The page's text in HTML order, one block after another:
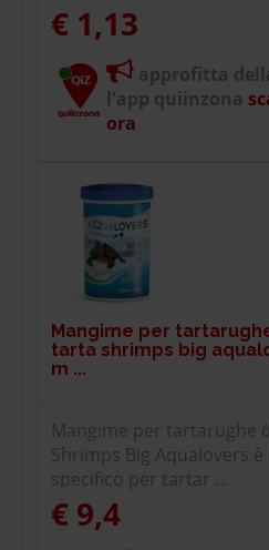
€ 1,13
approfitta
l'app quiinzona
ora
Mangime per
tarta shrimps big
m ...
Mangime per tartarughe
Shrimps Big Aqualovers
specifico per tartar ...
€ 9,4